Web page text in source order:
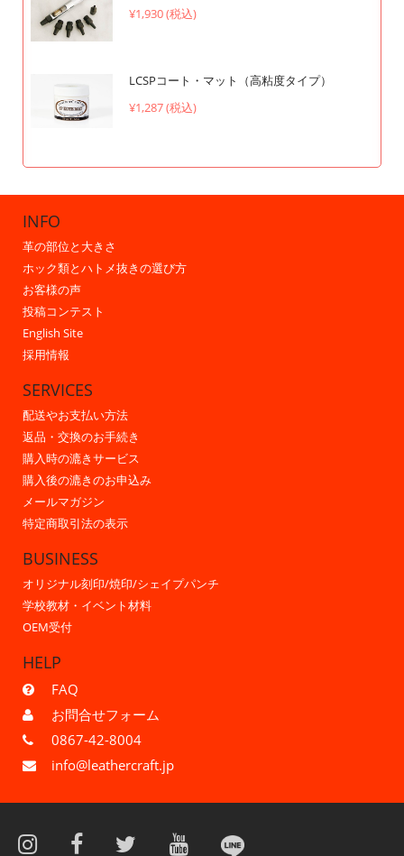
¥1,930 (税込)
LCSPコート・マット（高粘度タイプ）
¥1,287 (税込)
INFO
革の部位と大きさ
ホック類とハトメ抜きの選び方
お客様の声
投稿コンテスト
English Site
採用情報
SERVICES
配送やお支払い方法
返品・交換のお手続き
購入時の漉きサービス
購入後の漉きのお申込み
メールマガジン
特定商取引法の表示
BUSINESS
オリジナル刻印/焼印/シェイプパンチ
学校教材・イベント材料
OEM受付
HELP
FAQ
お問合せフォーム
0867-42-8004
info@leathercraft.jp